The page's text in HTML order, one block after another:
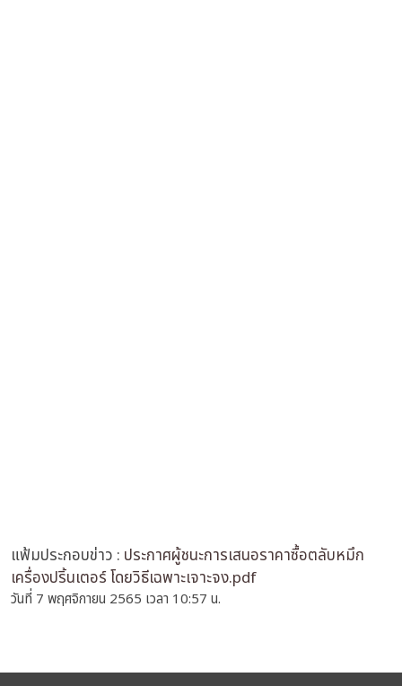
แฟ้มประกอบข่าว : ประกาศผู้ชนะการเสนอราคาซื้อตลับหมึก
เครื่องปริ้นเตอร์ โดยวิธีเฉพาะเจาะจง.pdf
วันที่ 7 พฤศจิกายน 2565 เวลา 10:57 น.